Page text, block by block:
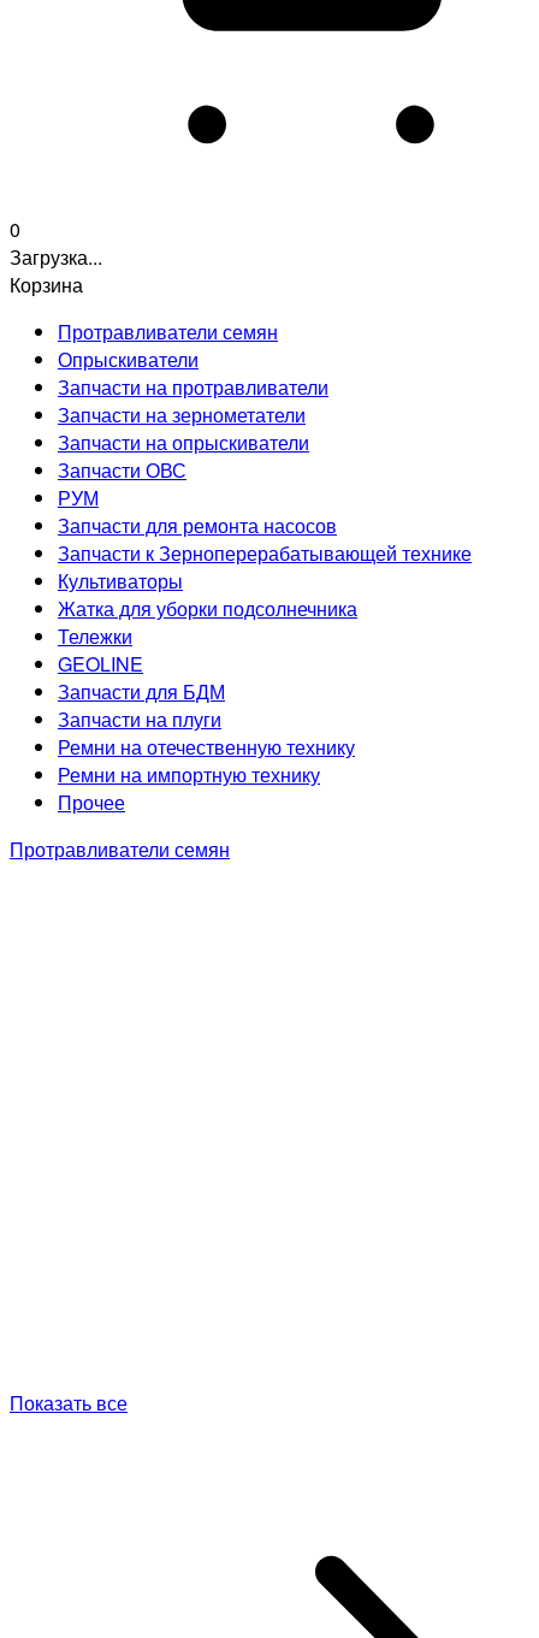
0
Загрузка...
Корзина
Протравливатели семян
Опрыскиватели
Запчасти на протравливатели
Запчасти на зернометатели
Запчасти на опрыскиватели
Запчасти ОВС
РУМ
Запчасти для ремонта насосов
Запчасти к Зерноперерабатывающей технике
Культиваторы
Жатка для уборки подсолнечника
Тележки
GEOLINE
Запчасти для БДМ
Запчасти на плуги
Ремни на отечественную технику
Ремни на импортную технику
Прочее
Протравливатели семян
Показать все